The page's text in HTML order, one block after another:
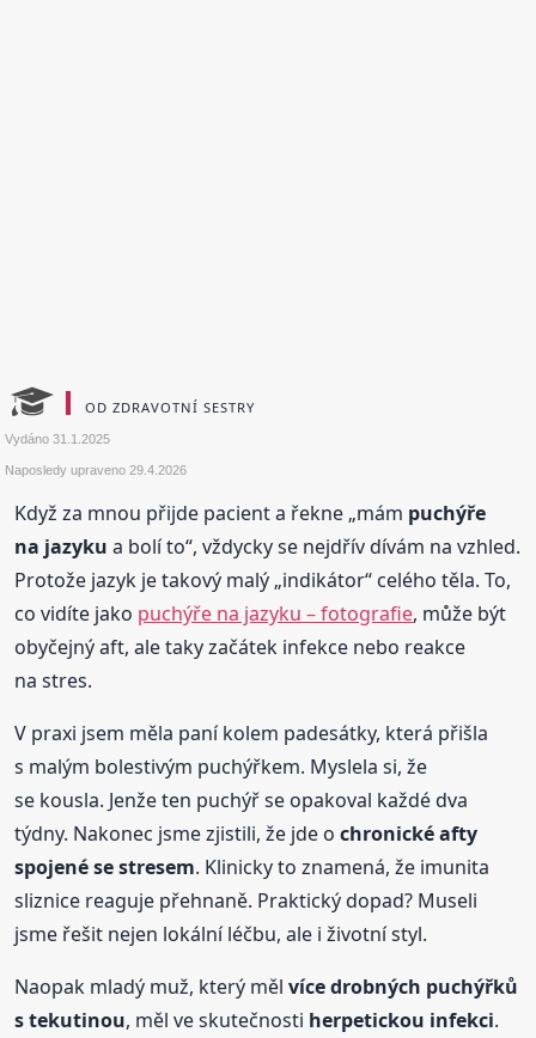
OD ZDRAVOTNÍ SESTRY
Vydáno31.1.2025
Naposledy upraveno29.4.2026
Když za mnou přijde pacient a řekne „mám puchýře
na jazyku a bolí to“, vždycky se nejdřív dívám na vzhled.
Protože jazyk je takový malý „indikátor“ celého těla. To,
co vidíte jako puchýře na jazyku – fotografie, může být
obyčejný aft, ale taky začátek infekce nebo reakce
na stres.
V praxi jsem měla paní kolem padesátky, která přišla
s malým bolestivým puchýřkem. Myslela si, že
se kousla. Jenže ten puchýř se opakoval každé dva
týdny. Nakonec jsme zjistili, že jde ochronické afty
spojené se stresem. Klinicky to znamená, že imunita
sliznice reaguje přehnaně. Praktický dopad? Museli
jsme řešit nejen lokální léčbu, ale i životní styl.
Naopak mladý muž, který mělvíce drobných puchýřků
s tekutinou, měl ve skutečnosti herpetickou infekci.